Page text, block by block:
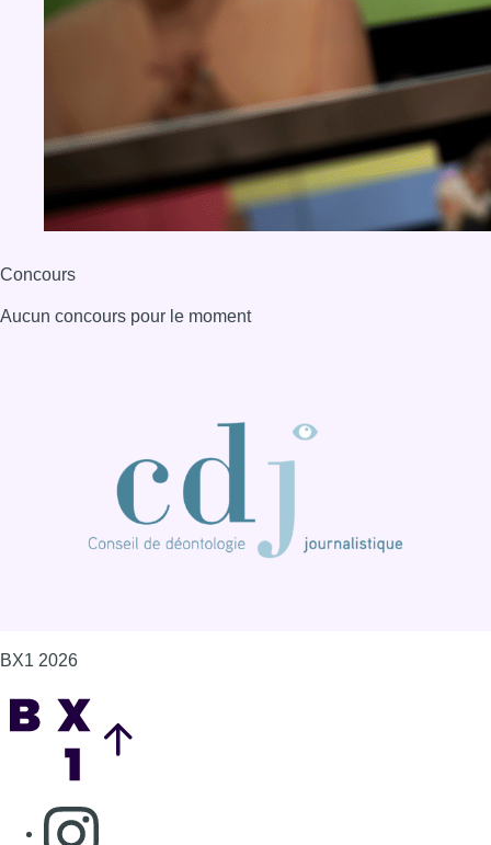
Concours
Aucun concours pour le moment
BX1 2026
Consulter page Instagram